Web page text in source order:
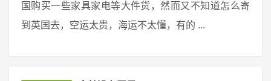
国购买一些家具家电等大件货，然而又不知道怎么寄
到英国去，空运太贵，海运不太懂，有的 ...